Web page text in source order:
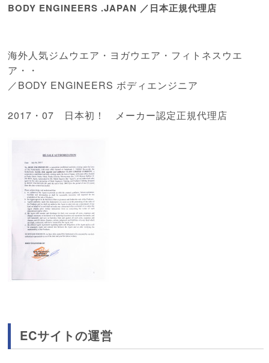
BODY ENGINEERS .JAPAN ／日本正規代理店
海外人気ジムウエア・ヨガウエア・フィトネスウエ
ア・・
／BODY ENGINEERS ボディエンジニア
2017・07 日本初！ メーカー認定正規代理店
ECサイトの運営